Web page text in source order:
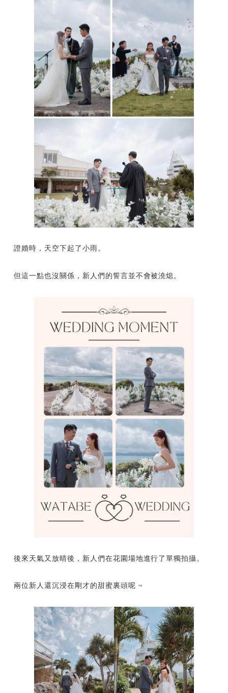
證婚時，天空下起了小雨。
但這一點也沒關係，新人們的誓言並不會被澆熄。
後來天氣又放晴後，新人們在花園場地進行了單獨拍攝。
兩位新人還沉浸在剛才的甜蜜裏頭呢 ~